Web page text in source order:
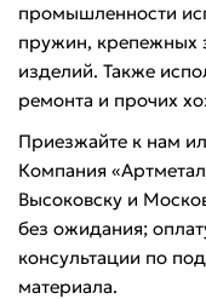
промышленности
пружин, крепежных
изделий. Также
ремонта и прочих
Приезжайте к нам
Компания
Высоковску и
без ожидания;
консультации по
материала.